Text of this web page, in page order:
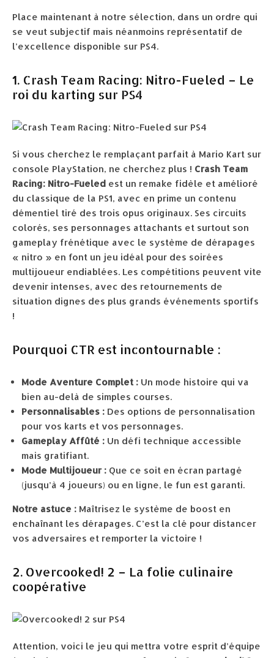
Place maintenant à notre sélection, dans un ordre qui
se veut subjectif mais néanmoins représentatif de
l’excellence disponible sur PS4.
1. Crash Team Racing: Nitro-Fueled – Le
roi du karting sur PS4
Si vous cherchez le remplaçant parfait à Mario Kart sur
console PlayStation, ne cherchez plus ! Crash Team
Racing: Nitro-Fueled est un remake fidèle et amélioré
du classique de la PS1, avec en prime un contenu
démentiel tiré des trois opus originaux. Ses circuits
colorés, ses personnages attachants et surtout son
gameplay frénétique avec le système de dérapages
« nitro » en font un jeu idéal pour des soirées
multijoueur endiablées. Les compétitions peuvent vite
devenir intenses, avec des retournements de
situation dignes des plus grands événements sportifs
!
Pourquoi CTR est incontournable :
Mode Aventure Complet : Un mode histoire qui va
bien au-delà de simples courses.
Personnalisables : Des options de personnalisation
pour vos karts et vos personnages.
Gameplay Affûté : Un défi technique accessible
mais gratifiant.
Mode Multijoueur : Que ce soit en écran partagé
(jusqu’à 4 joueurs) ou en ligne, le fun est garanti.
Notre astuce : Maîtrisez le système de boost en
enchaînant les dérapages. C’est la clé pour distancer
vos adversaires et remporter la victoire !
2. Overcooked! 2 – La folie culinaire
coopérative
Attention, voici le jeu qui mettra votre esprit d’équipe